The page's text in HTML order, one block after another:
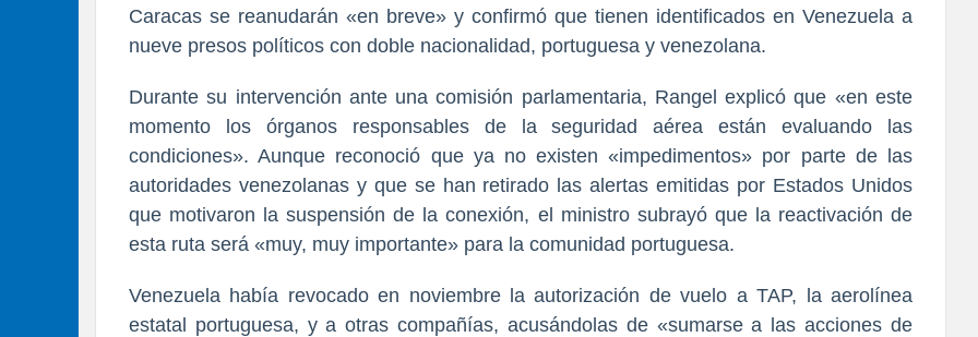
Caracas se reanudarán «en breve» y confirmó que tienen identificados en Venezuela a
nueve presos políticos con doble nacionalidad, portuguesa y venezolana.
Durante su intervención ante una comisión parlamentaria, Rangel explicó que «en este
momento los órganos responsables de la seguridad aérea están evaluando las
condiciones». Aunque reconoció que ya no existen «impedimentos» por parte de las
autoridades venezolanas y que se han retirado las alertas emitidas por Estados Unidos
que motivaron la suspensión de la conexión, el ministro subrayó que la reactivación de
esta ruta será «muy, muy importante» para la comunidad portuguesa.
Venezuela había revocado en noviembre la autorización de vuelo a TAP, la aerolínea
estatal portuguesa, y a otras compañías, acusándolas de «sumarse a las acciones de